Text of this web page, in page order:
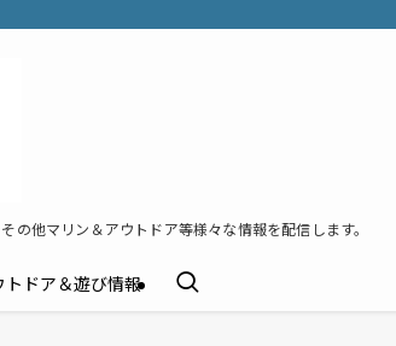
他マリン＆アウトドア等様々な情報を配信します。
ドア＆遊び情報